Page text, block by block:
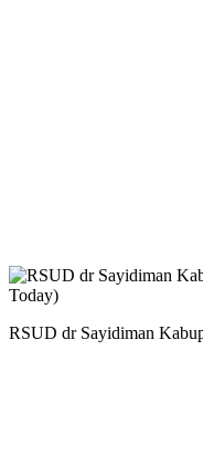
RSUD dr Sayidiman